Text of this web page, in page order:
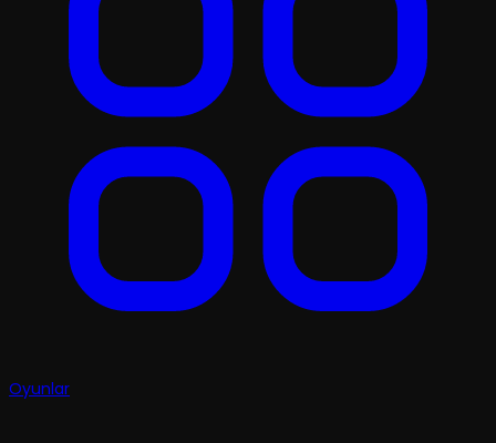
Oyunlar